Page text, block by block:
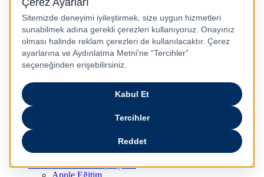
Samsung
Dyson
Anker
Arzum
Braun
Casper
Huawei
Sony
Özel Günler & Kampanyalar